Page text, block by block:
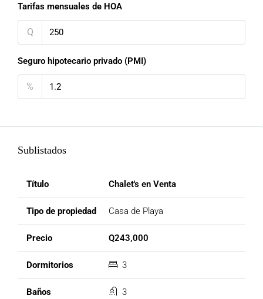
Tarifas mensuales de HOA
Q
Seguro hipotecario privado (PMI)
%
Sublistados
Chalet's en Venta
Casa de Playa
Q243,000
3
3